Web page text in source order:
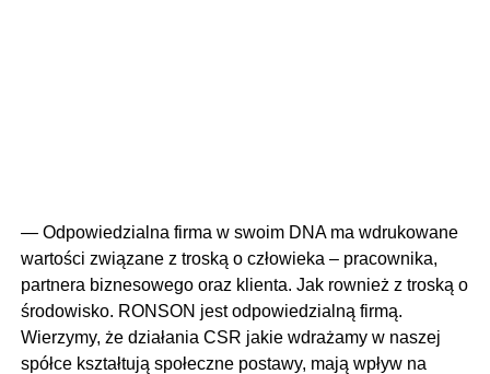
— Odpowiedzialna firma w swoim DNA ma wdrukowane
wartości związane z troską o człowieka – pracownika,
partnera biznesowego oraz klienta. Jak rownież z troską o
środowisko. RONSON jest odpowiedzialną firmą.
Wierzymy, że działania CSR jakie wdrażamy w naszej
spółce kształtują społeczne postawy, mają wpływ na